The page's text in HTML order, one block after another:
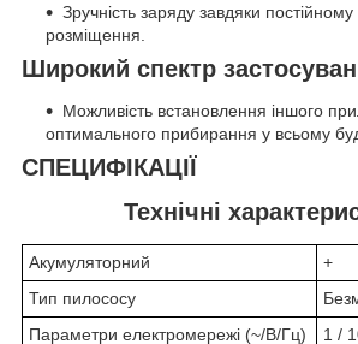
Зручність заряду завдяки
розміщення.
Широкий спектр
Можливість встановлення іншого
оптимального прибирання у всьому
СПЕЦИФІКАЦІЇ
Технічні
Акумуляторний
+
Тип пилососу
Параметри електромережі (~/В/Гц)
1 /